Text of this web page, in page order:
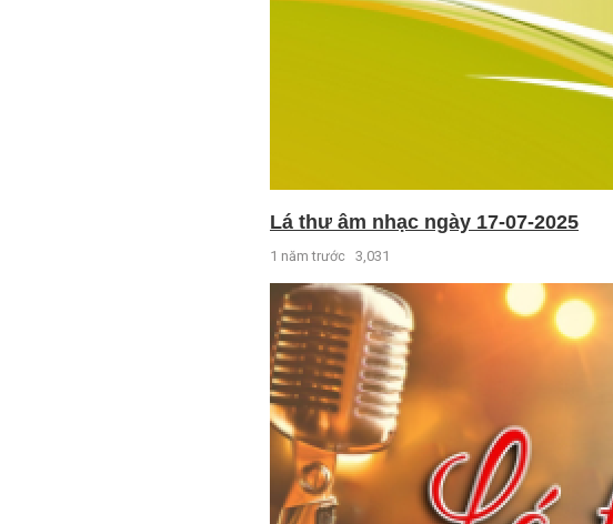
Lá thư âm nhạc ngày 17-07-2025
1 năm trước 3,031